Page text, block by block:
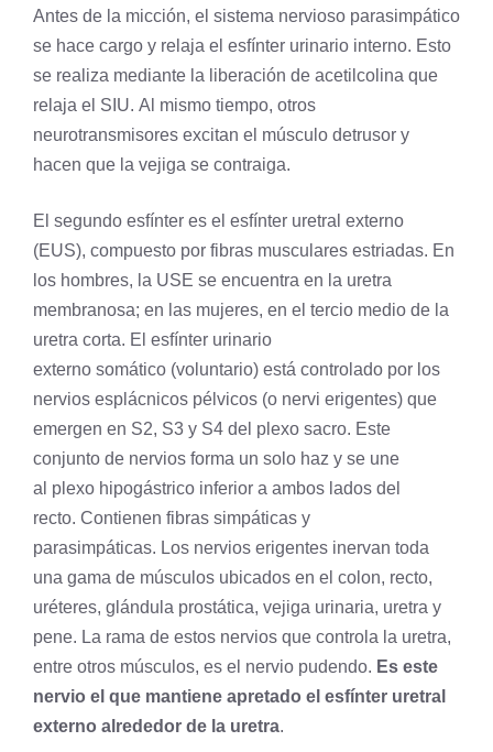
Antes de la micción, el sistema nervioso parasimpático
se hace cargo y relaja el esfínter urinario interno. Esto
se realiza mediante la liberación de acetilcolina que
relaja el SIU. Al mismo tiempo, otros
neurotransmisores excitan el músculo detrusor y
hacen que la vejiga se contraiga.
El segundo esfínter es el esfínter uretral externo
(EUS), compuesto por fibras musculares estriadas. En
los hombres, la USE se encuentra en la uretra
membranosa; en las mujeres, en el tercio medio de la
uretra corta. El esfínter urinario
externo somático (voluntario) está controlado por los
nervios esplácnicos pélvicos (o nervi erigentes) que
emergen en S2, S3 y S4 del plexo sacro. Este
conjunto de nervios forma un solo haz y se une
al plexo hipogástrico inferior a ambos lados del
recto. Contienen fibras simpáticas y
parasimpáticas. Los nervios erigentes inervan toda
una gama de músculos ubicados en el colon, recto,
uréteres, glándula prostática, vejiga urinaria, uretra y
pene. La rama de estos nervios que controla la uretra,
entre otros músculos, es el nervio pudendo. Es este
nervio el que mantiene apretado el esfínter uretral
externo alrededor de la uretra.